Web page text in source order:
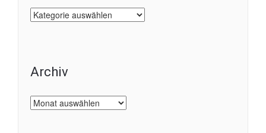
Kategorien
Archiv
Archiv